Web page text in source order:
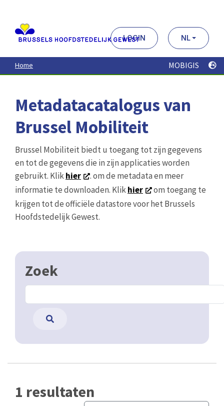
contenu
principal
LOGIN NL
Home MOBIGIS
Metadatacatalogus van
Brussel Mobiliteit
Brussel Mobiliteit biedt u toegang tot zijn gegevens
en tot de gegevens die in zijn applicaties worden
gebruikt. Klikhier
. om de metadata en meer
informatie te downloaden. Klikhier
om toegang te
krijgen tot de officiële datastore voor het Brussels
Hoofdstedelijk Gewest.
Zoek
1 resultaten